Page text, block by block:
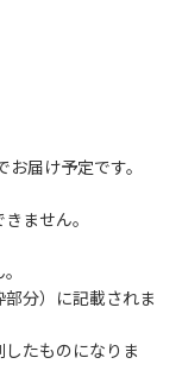
届け予定です。
ません。
分）に記載されま
たものになりま